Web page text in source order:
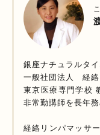
銀座ナチュラルタ
一般社団法人 経
東京医療専門学校
非常勤講師を長年務
経絡リンパマッサ